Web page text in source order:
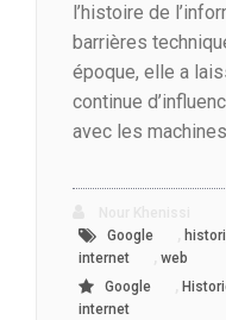
l’histoire de
barrières
époque, elle a
continue
avec les
Google
internet
web
Google
internet